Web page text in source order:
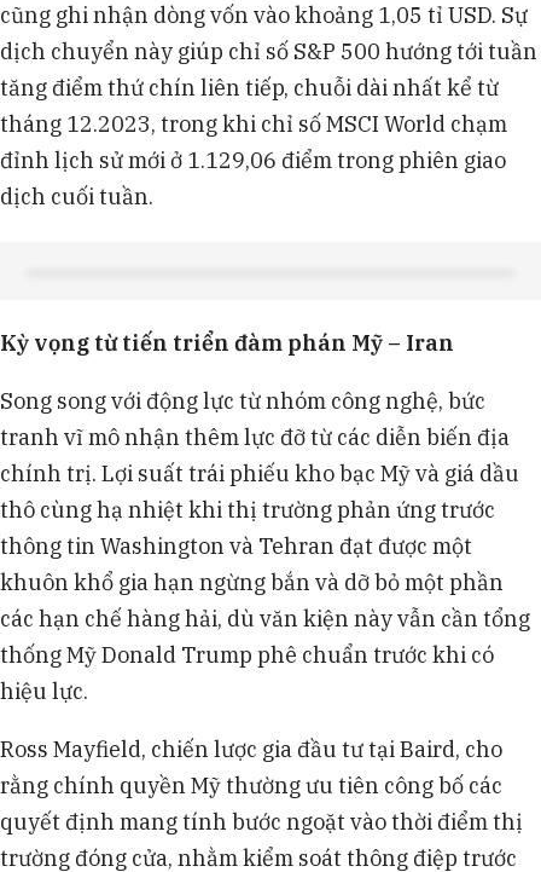
cũng ghi nhận dòng vốn vào khoảng 1,05 tỉ USD. Sự
dịch chuyển này giúp chỉ số S&P 500 hướng tới tuần
tăng điểm thứ chín liên tiếp, chuỗi dài nhất kể từ
tháng 12.2023, trong khi chỉ số MSCI World chạm
đỉnh lịch sử mới ở 1.129,06 điểm trong phiên giao
dịch cuối tuần.
Kỳ vọng từ tiến triển đàm phán Mỹ – Iran
Song song với động lực từ nhóm công nghệ, bức
tranh vĩ mô nhận thêm lực đỡ từ các diễn biến địa
chính trị. Lợi suất trái phiếu kho bạc Mỹ và giá dầu
thô cùng hạ nhiệt khi thị trường phản ứng trước
thông tin Washington và Tehran đạt được một
khuôn khổ gia hạn ngừng bắn và dỡ bỏ một phần
các hạn chế hàng hải, dù văn kiện này vẫn cần tổng
thống Mỹ Donald Trump phê chuẩn trước khi có
hiệu lực.
Ross Mayfield, chiến lược gia đầu tư tại Baird, cho
rằng chính quyền Mỹ thường ưu tiên công bố các
quyết định mang tính bước ngoặt vào thời điểm thị
trường đóng cửa, nhằm kiểm soát thông điệp trước